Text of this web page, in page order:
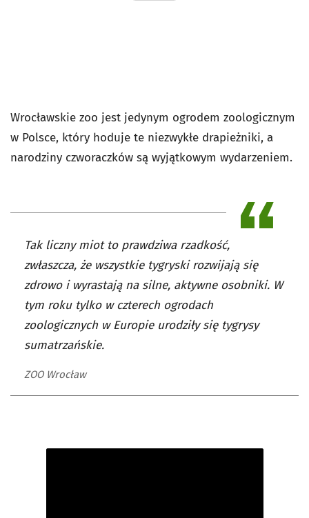
Wrocławskie zoo jest jedynym ogrodem zoologicznym
w Polsce, który hoduje te niezwykłe drapieżniki, a
narodziny czworaczków są wyjątkowym wydarzeniem.
Tak liczny miot to prawdziwa rzadkość,
zwłaszcza, że wszystkie tygryski rozwijają się
zdrowo i wyrastają na silne, aktywne osobniki. W
tym roku tylko w czterech ogrodach
zoologicznych w Europie urodziły się tygrysy
sumatrzańskie.
ZOO Wrocław